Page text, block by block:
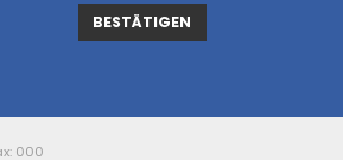
BESTÄTIGEN
000